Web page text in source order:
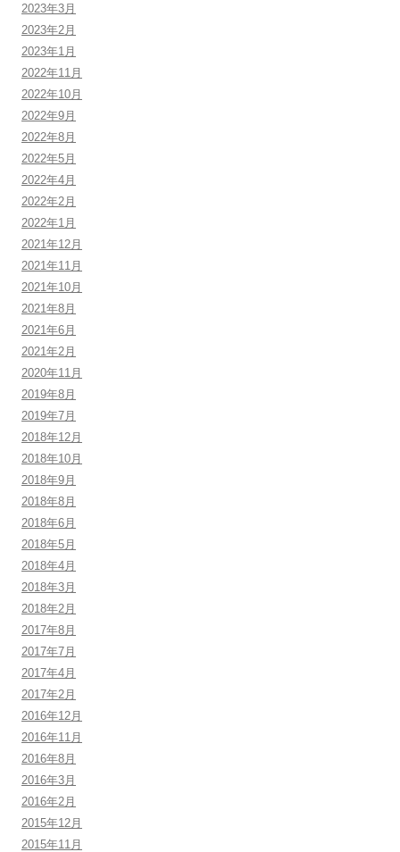
2023年3月
2023年2月
2023年1月
2022年11月
2022年10月
2022年9月
2022年8月
2022年5月
2022年4月
2022年2月
2022年1月
2021年12月
2021年11月
2021年10月
2021年8月
2021年6月
2021年2月
2020年11月
2019年8月
2019年7月
2018年12月
2018年10月
2018年9月
2018年8月
2018年6月
2018年5月
2018年4月
2018年3月
2018年2月
2017年8月
2017年7月
2017年4月
2017年2月
2016年12月
2016年11月
2016年8月
2016年3月
2016年2月
2015年12月
2015年11月